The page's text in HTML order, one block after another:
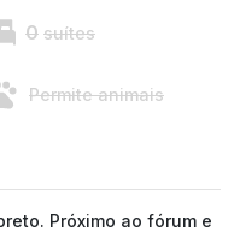
0 suítes
Permite animais
Próximo ao fórum e